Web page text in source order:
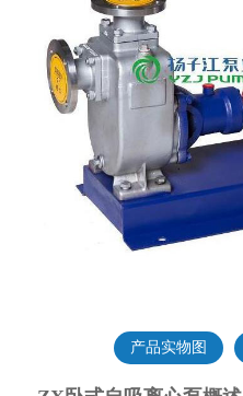
产品实物图